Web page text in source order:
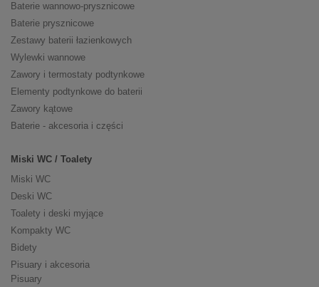
Baterie wannowo-prysznicowe
Baterie prysznicowe
Zestawy baterii łazienkowych
Wylewki wannowe
Zawory i termostaty podtynkowe
Elementy podtynkowe do baterii
Zawory kątowe
Baterie - akcesoria i części
Miski WC / Toalety
Miski WC
Deski WC
Toalety i deski myjące
Kompakty WC
Bidety
Pisuary i akcesoria
Pisuary